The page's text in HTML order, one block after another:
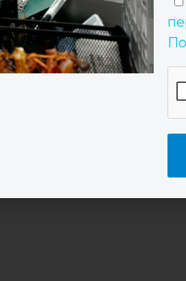
от посторонних
солнце, ветер;
высокую эстетику,
свойствами.